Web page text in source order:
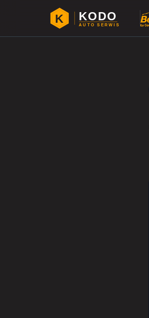
K KODO
AUTO SERWIS